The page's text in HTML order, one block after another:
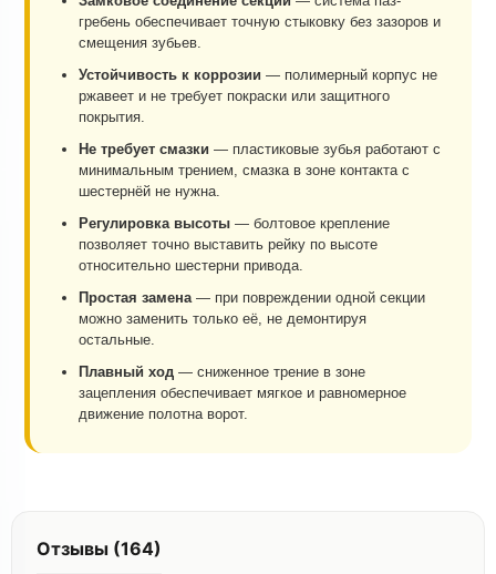
гребень обеспечивает точную стыковку без зазоров и
смещения зубьев.
Устойчивость к коррозии — полимерный корпус не
ржавеет и не требует покраски или защитного
покрытия.
Не требует смазки — пластиковые зубья работают с
минимальным трением, смазка в зоне контакта с
шестернёй не нужна.
Регулировка высоты — болтовое крепление
позволяет точно выставить рейку по высоте
относительно шестерни привода.
Простая замена — при повреждении одной секции
можно заменить только её, не демонтируя
остальные.
Плавный ход — сниженное трение в зоне
зацепления обеспечивает мягкое и равномерное
движение полотна ворот.
Отзывы (164)